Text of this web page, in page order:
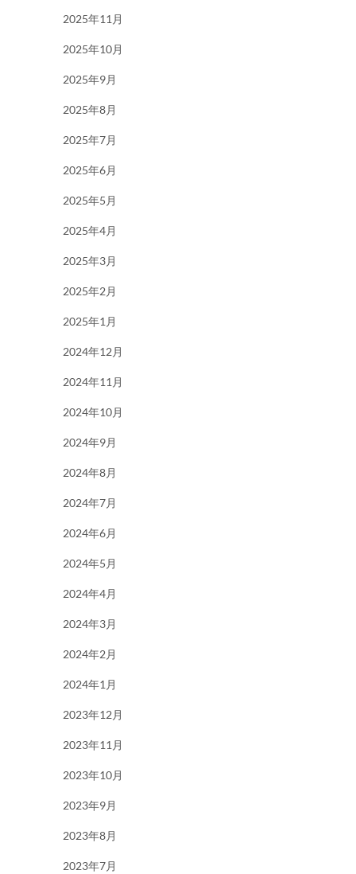
2025年11月
2025年10月
2025年9月
2025年8月
2025年7月
2025年6月
2025年5月
2025年4月
2025年3月
2025年2月
2025年1月
2024年12月
2024年11月
2024年10月
2024年9月
2024年8月
2024年7月
2024年6月
2024年5月
2024年4月
2024年3月
2024年2月
2024年1月
2023年12月
2023年11月
2023年10月
2023年9月
2023年8月
2023年7月